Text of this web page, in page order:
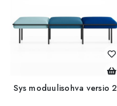
Sys moduulisohva versio 2